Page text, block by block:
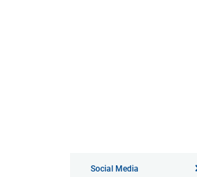
Social Media